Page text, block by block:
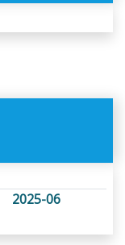
2025-06